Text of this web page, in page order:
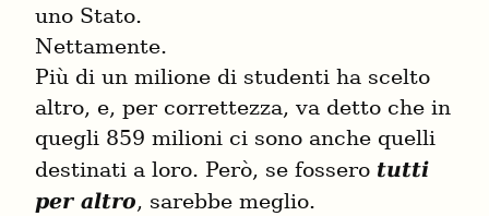
uno Stato.
Nettamente.
Più di un milione di studenti ha scelto
altro, e, per correttezza, va detto che in
quegli 859 milioni ci sono anche quelli
destinati a loro. Però, se fossero tutti
per altro, sarebbe meglio.